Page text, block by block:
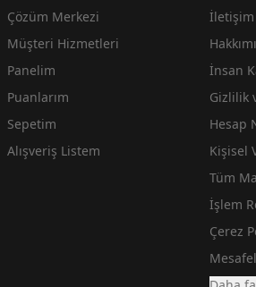
Çözüm Merkezi
Müşteri Hizmetleri
Panelim
Puanlarım
Sepetim
Alışveriş Listem
İletişim
İnsan
Gizlilik
Hesap
Kişisel
Tüm
İşlem
Çerez